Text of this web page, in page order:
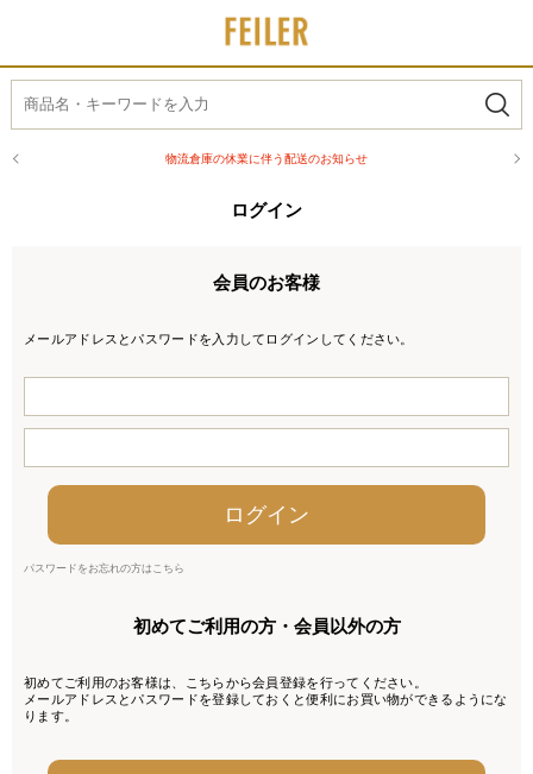
物流倉庫の休業に伴う配送のお知らせ
ログイン
会員のお客様
メールアドレスとパスワードを入力してログインしてください。
パスワードをお忘れの方はこちら
初めてご利用の方・会員以外の方
初めてご利用のお客様は、こちらから会員登録を行ってください。
メールアドレスとパスワードを登録しておくと便利にお買い物ができるようにな
ります。